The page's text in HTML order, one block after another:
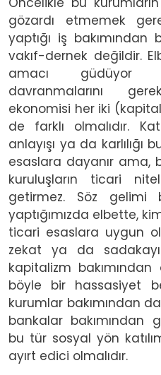
gözardı etmemek
yaptığı iş
vakıf-dernek değildir.
amacı güdüyor
davranmalarını
ekonomisi her iki
de farklı olmalıdır.
anlayışı ya da
esaslara dayanır ama,
kuruluşların ticari
getirmez. Söz gelimi
yaptığımızda elbette,
ticari esaslara uygun
zekat ya da
kapitalizm bakımından
böyle bir hassasiyet
kurumlar bakımından
bankalar bakımından
bu tür sosyal yön
ayırt edici olmalıdır.